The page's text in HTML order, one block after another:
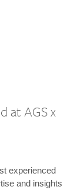
at AGS x
experienced
and insights